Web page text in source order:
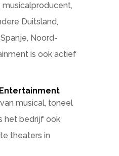
musicalproducent,
Duitsland,
Noord-
is ook actief
musical, toneel
het bedrijf ook
theaters in